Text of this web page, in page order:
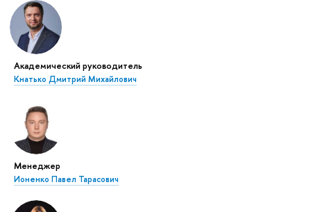
Академический руководитель
Кнатько Дмитрий Михайлович
Менеджер
Ионенко Павел Тарасович